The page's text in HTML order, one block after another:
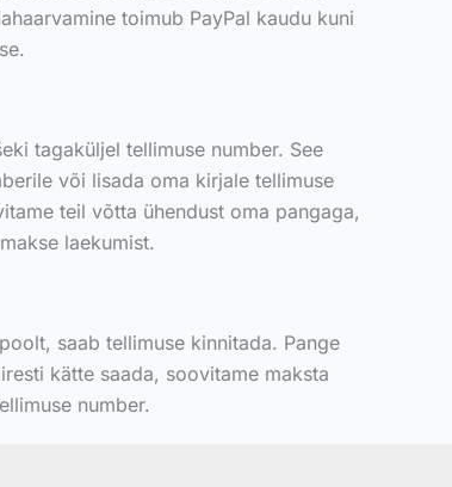
toimub PayPal kaudu kuni
tagaküljel tellimuse number. See
või lisada oma kirjale tellimuse
teil võtta ühendust oma pangaga,
laekumist.
saab tellimuse kinnitada. Pange
kätte saada, soovitame maksta
number.